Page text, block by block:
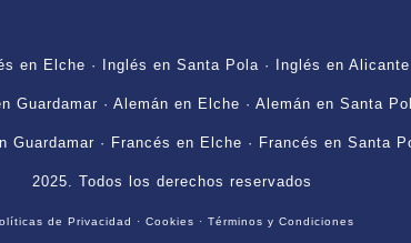
en Elche · Inglés en Santa Pola· Inglés en Alicante
Guardamar · Alemán en Elche · Alemán en Santa
Guardamar · Francés en Elche · Francés en Santa
2025. Todos los derechos reservados
de Privacidad · Cookies · Términos y Condiciones